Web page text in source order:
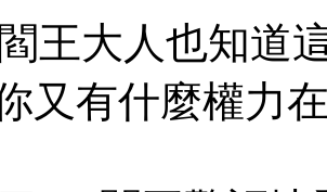
王大人也知道
又有什麼權力